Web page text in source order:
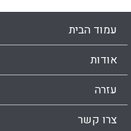
מקצועי לקידום
ומפרסמים ארבעעמוד הבית
אודות
עזרה
צרו קשר